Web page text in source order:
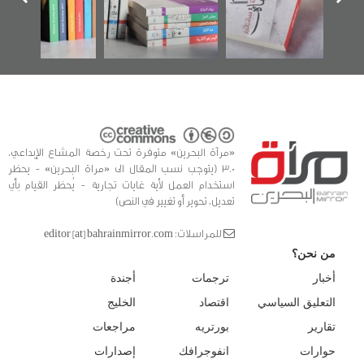
الفداء لمركز أوال
للدراسات والتوثيق
كتب
«مرآة البحرين» متوفرة تحت رخصة المشاع الإبداعي،
3.0 (يتوجب نسب المقال الى «مراة البحرين» - يحظر
استخدام العمل لأية غايات تجارية - يُحظر القيام بأي
تعديل، تحوير أو تغيير في النص)
للمراسلات: editor [at] bahrainmirror.com
من نحن؟
أخبار
التعليق السياسي
تقارير
حوارات
ترجمات
اقتصاد
بورتريه
انفوجرافك
أجندة
الخليج
مراجعات
إصدارات